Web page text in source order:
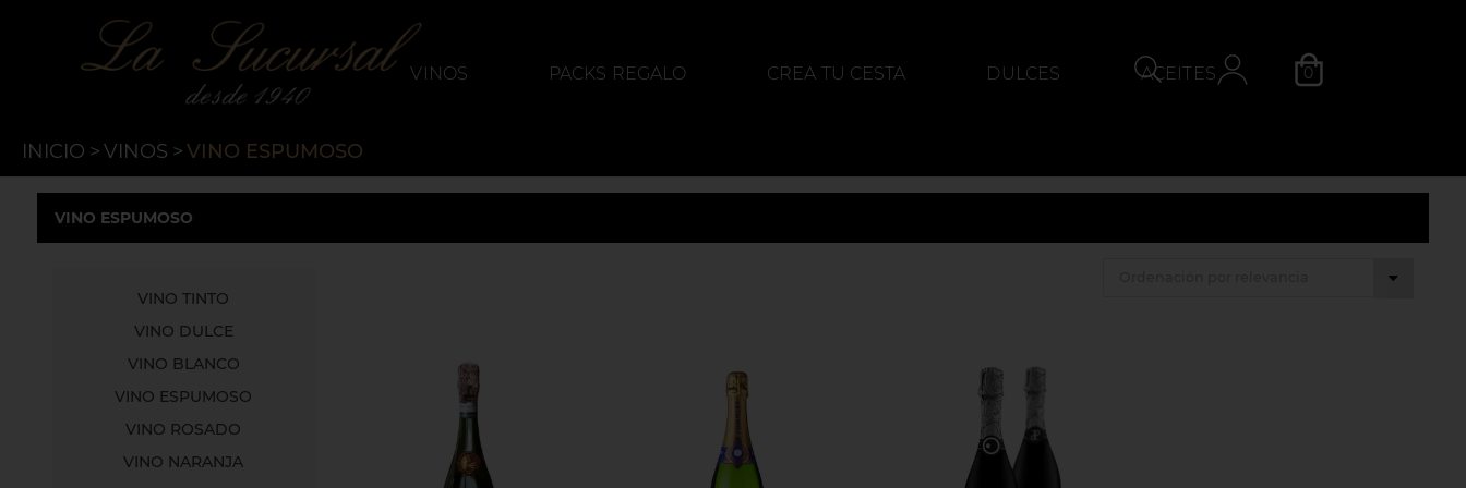
VINOS PACKS REGALO CREA TU CESTA DULCES
ACEITES
0
INICIO >VINOS >VINO ESPUMOSO
VINO ESPUMOSO
VINO TINTO
VINO DULCE
VINO BLANCO
VINO ESPUMOSO
VINO ROSADO
VINO NARANJA